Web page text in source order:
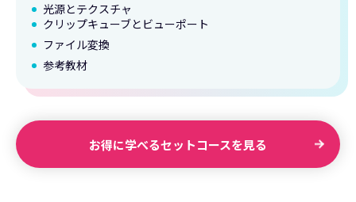
光源とテクスチャ
クリップキューブとビューポート
ファイル変換
参考教材
お得に学べるセットコースを見る